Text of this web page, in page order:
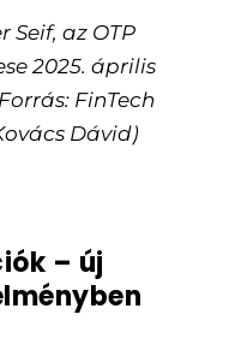
Seif, az OTP
2025. április
FinTech
Dávid)
– új